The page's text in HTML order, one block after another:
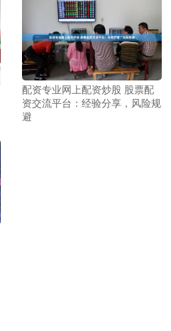
配资专业网上配资炒股 股票配
资交流平台：经验分享，风险规
避